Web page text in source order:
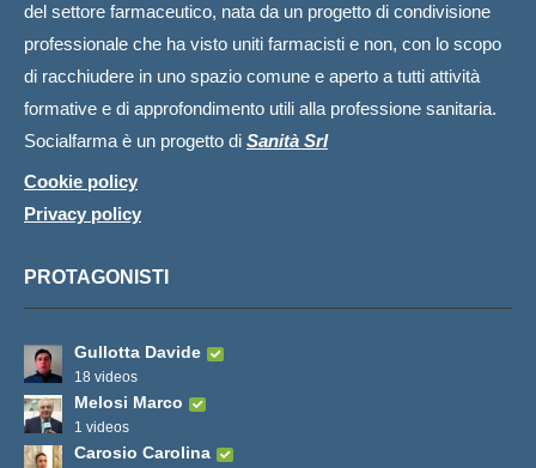
del settore farmaceutico, nata da un progetto di condivisione
professionale che ha visto uniti farmacisti e non, con lo scopo
di racchiudere in uno spazio comune e aperto a tutti attività
formative e di approfondimento utili alla professione sanitaria.
Socialfarma è un progetto di Sanità Srl
Cookie policy
Privacy policy
PROTAGONISTI
Gullotta Davide
18 videos
Melosi Marco
1 videos
Carosio Carolina